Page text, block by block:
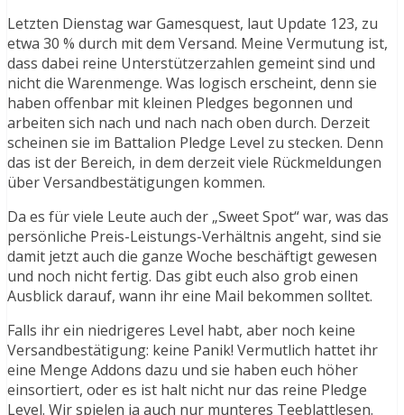
Letzten Dienstag war Gamesquest, laut Update 123, zu
etwa 30 % durch mit dem Versand. Meine Vermutung ist,
dass dabei reine Unterstützerzahlen gemeint sind und
nicht die Warenmenge. Was logisch erscheint, denn sie
haben offenbar mit kleinen Pledges begonnen und
arbeiten sich nach und nach nach oben durch. Derzeit
scheinen sie im Battalion Pledge Level zu stecken. Denn
das ist der Bereich, in dem derzeit viele Rückmeldungen
über Versandbestätigungen kommen.
Da es für viele Leute auch der „Sweet Spot“ war, was das
persönliche Preis-Leistungs-Verhältnis angeht, sind sie
damit jetzt auch die ganze Woche beschäftigt gewesen
und noch nicht fertig. Das gibt euch also grob einen
Ausblick darauf, wann ihr eine Mail bekommen solltet.
Falls ihr ein niedrigeres Level habt, aber noch keine
Versandbestätigung: keine Panik! Vermutlich hattet ihr
eine Menge Addons dazu und sie haben euch höher
einsortiert, oder es ist halt nicht nur das reine Pledge
Level. Wir spielen ja auch nur munteres Teeblattlesen.